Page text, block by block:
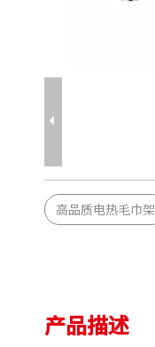
高品质电热毛巾架
产品描述